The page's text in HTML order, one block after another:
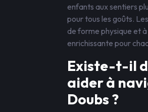
enfants aux sentiers
pour tous les goûts.
de forme physique et
enrichissante pour
Existe-t-il
aider à
Doubs ?